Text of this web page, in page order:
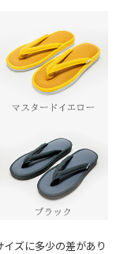
ズに多少の差があり